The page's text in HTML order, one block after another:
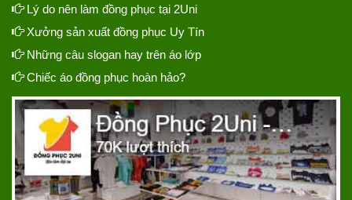
Lý do nên làm đồng phục tại 2Uni
Xưởng sản xuất đồng phục Uy Tín
Những câu slogan hay trên áo lớp
Chiếc áo đồng phục hoàn hảo?